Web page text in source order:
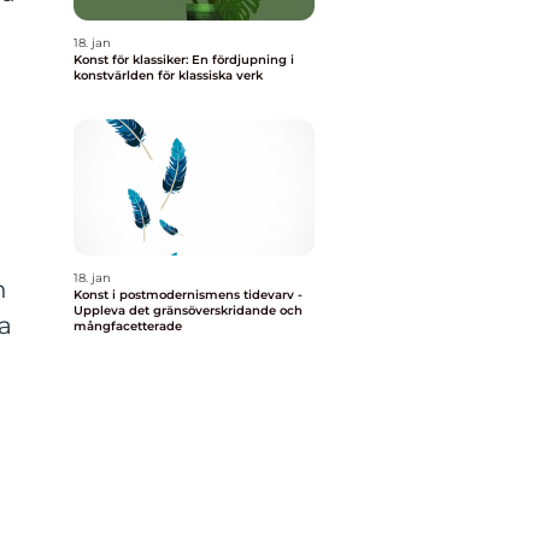
18. jan
Konst för klassiker: En fördjupning i
konstvärlden för klassiska verk
18. jan
Konst i postmodernismens tidevarv -
Uppleva det gränsöverskridande och
mångfacetterade